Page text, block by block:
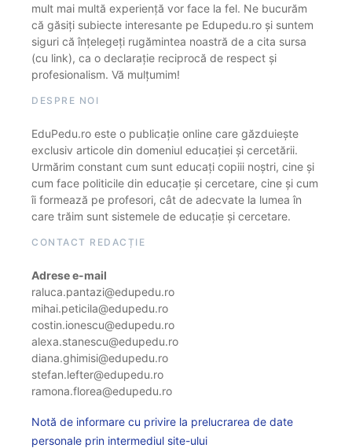
mult mai multă experiență vor face la fel. Ne bucurăm
că găsiți subiecte interesante pe Edupedu.ro și suntem
siguri că înțelegeți rugămintea noastră de a cita sursa
(cu link), ca o declarație reciprocă de respect și
profesionalism. Vă mulțumim!
DESPRE NOI
EduPedu.ro este o publicație online care găzduiește
exclusiv articole din domeniul educației și cercetării.
Urmărim constant cum sunt educați copiii noștri, cine și
cum face politicile din educație și cercetare, cine și cum
îi formează pe profesori, cât de adecvate la lumea în
care trăim sunt sistemele de educație și cercetare.
CONTACT REDACȚIE
Adrese e-mail
raluca.pantazi@edupedu.ro
mihai.peticila@edupedu.ro
costin.ionescu@edupedu.ro
alexa.stanescu@edupedu.ro
diana.ghimisi@edupedu.ro
stefan.lefter@edupedu.ro
ramona.florea@edupedu.ro
Notă de informare cu privire la prelucrarea de date
personale prin intermediul site-ului